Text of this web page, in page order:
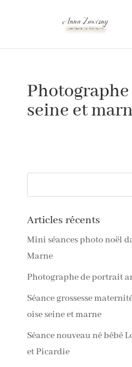
seine et
Articles récents
Mini séances photo noël
Marne
Photographe de portrait
Séance grossesse
oise seine et marne
Séance nouveau né bébé
et Picardie